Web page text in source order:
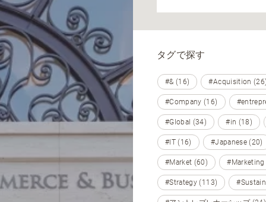
タグで探す
#& (16) #Acquisition
#Company (16)
#Global (34) #in (18)
#IT (16) #Japanese (20)
#Market (60)
#Strategy (113)